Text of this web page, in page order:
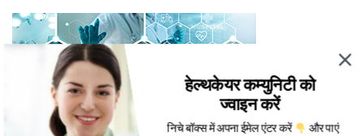
हेल्थकेयर कम्युनिटी को
ज्वाइन करें
निचे बॉक्स में अपना ईमेल एंटर करें
और पाएं